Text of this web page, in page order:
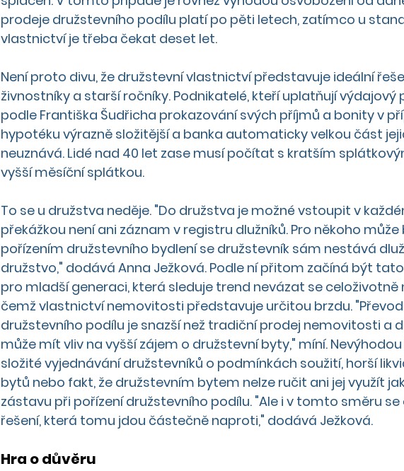
prodeje družstevního podílu platí po pěti letech, zatímco u
vlastnictví je třeba čekat deset let.
Není proto divu, že družstevní vlastnictví představuje ideální
živnostníky a starší ročníky. Podnikatelé, kteří uplatňují
podle Františka Šudřicha prokazování svých příjmů a bonity v
hypotéku výrazně složitější a banka automaticky velkou část
neuznává. Lidé nad 40 let zase musí počítat s kratším
vyšší měsíční splátkou.
To se u družstva neděje. "Do družstva je možné vstoupit v
překážkou není ani záznam v registru dlužníků. Pro někoho
pořízením družstevního bydlení se družstevník sám nestává
družstvo," dodává Anna Ježková. Podle ní přitom začíná být
pro mladší generaci, která sleduje trend nevázat se
čemž vlastnictví nemovitosti představuje určitou brzdu.
družstevního podílu je snazší než tradiční prodej nemovitosti a
může mít vliv na vyšší zájem o družstevní byty," míní.
složité vyjednávání družstevníků o podmínkách soužití, horší
bytů nebo fakt, že družstevním bytem nelze ručit ani jej využít
zástavu při pořízení družstevního podílu. "Ale i v tomto směru
řešení, která tomu jdou částečně naproti," dodává Ježková.
Hra o důvěru